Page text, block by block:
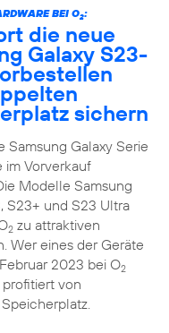
BEI O2:
die neue
Galaxy S23-
sichern
Samsung Galaxy Serie
im Vorverkauf
Modelle Samsung
S23+ und S23 Ultra
2zu attraktiven
Wer eines der Geräte
2023 bei O2
von